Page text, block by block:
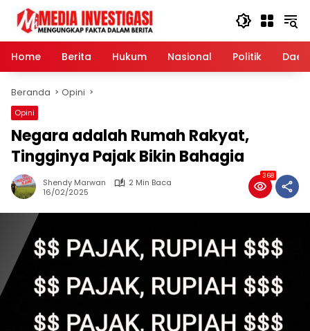
Langsung
konten
Home
Berita Hukum Nasional Politik
Beranda Opini
Opini
Negara adalah Rumah Rakyat,
Tingginya Pajak Bikin Bahagia
Shendy Marwan
2 Min Baca
16/02/2025
368